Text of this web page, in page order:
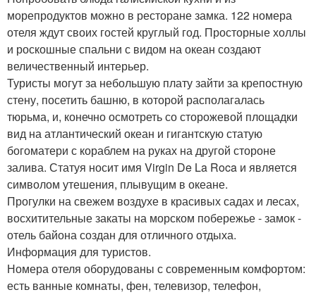
морепродуктов можно в ресторане замка. 122 номера
отеля ждут своих гостей круглый год. Просторные холлы
и роскошные спальни с видом на океан создают
величественный интерьер.
Туристы могут за небольшую плату зайти за крепостную
стену, посетить башню, в которой располагалась
тюрьма, и, конечно осмотреть со сторожевой площадки
вид на атлантический океан и гигантскую статую
богоматери с кораблем на руках на другой стороне
залива. Статуя носит имя Virgin De La Roca и является
символом утешения, плывущим в океане.
Прогулки на свежем воздухе в красивых садах и лесах,
восхитительные закаты на морском побережье - замок -
отель байона создан для отличного отдыха.
Информация для туристов.
Номера отеля оборудованы с современным комфортом:
есть ванные комнаты, фен, телевизор, телефон,